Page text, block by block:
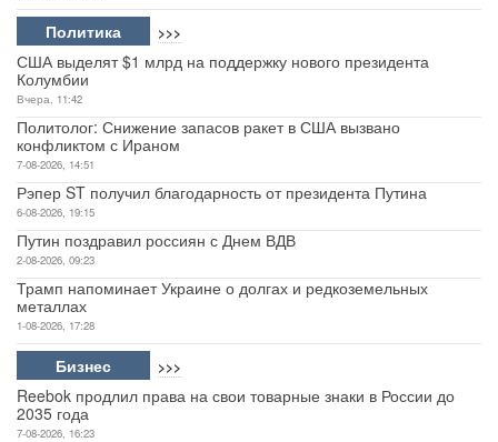
Политика >>>
США выделят $1 млрд на поддержку нового президента
Колумбии
Вчера, 11:42
Политолог: Снижение запасов ракет в США вызвано
конфликтом с Ираном
7-08-2026, 14:51
Рэпер ST получил благодарность от президента Путина
6-08-2026, 19:15
Путин поздравил россиян с Днем ВДВ
2-08-2026, 09:23
Трамп напоминает Украине о долгах и редкоземельных
металлах
1-08-2026, 17:28
Бизнес >>>
Reebok продлил права на свои товарные знаки в России до
2035 года
7-08-2026, 16:23